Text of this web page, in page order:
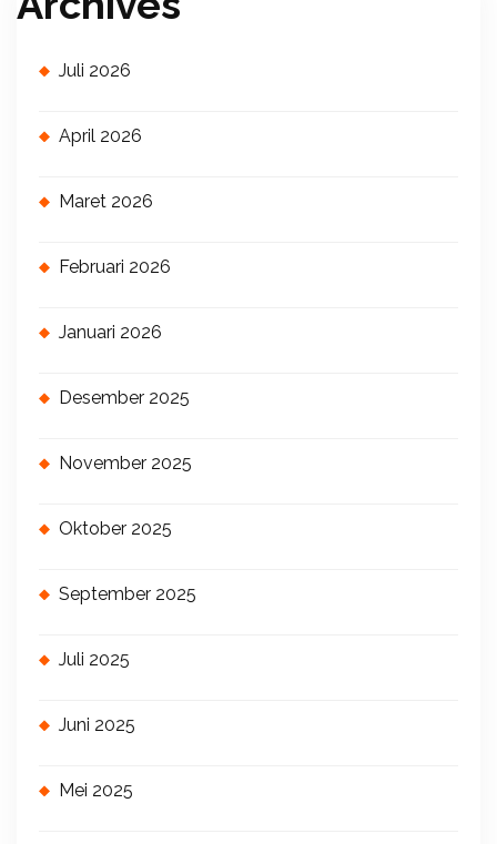
Juli 2026
April 2026
Maret 2026
Februari 2026
Januari 2026
Desember 2025
November 2025
Oktober 2025
September 2025
Juli 2025
Juni 2025
Mei 2025